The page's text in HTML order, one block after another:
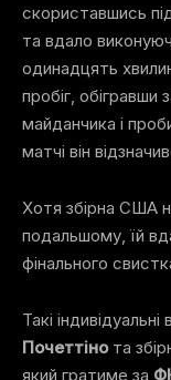
скориставшись
та вдало
одинадцять
пробіг,
майданчика і
матчі він
Хотя збірна США
подальшому, їй
фінального
Такі
Почеттінота
який гратиме за